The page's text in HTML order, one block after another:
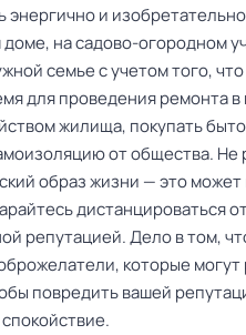
энергично и
на садово-огородном
семье с учетом того,
для проведения ремонта
жилища, покупать
от общества. Не
образ жизни — это
дистанцироваться
репутацией. Дело в том,
которые
повредить вашей